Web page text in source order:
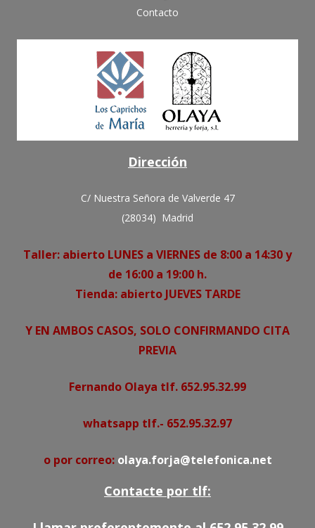
Contacto
Dirección
C/ Nuestra Señora de Valverde 47
(28034) Madrid
Taller: abierto LUNES a VIERNES de 8:00 a 14:30 y
de 16:00 a 19:00 h.
Tienda: abierto JUEVES TARDE
Y EN AMBOS CASOS, SOLO CONFIRMANDO CITA
PREVIA
Fernando Olaya tlf. 652.95.32.99
whatsapp tlf.- 652.95.32.97
o por correo: olaya.forja@telefonica.net
Contacte por tlf: